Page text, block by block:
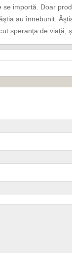
se importă. Doar
au înnebunit.
speranţa de viaţă,